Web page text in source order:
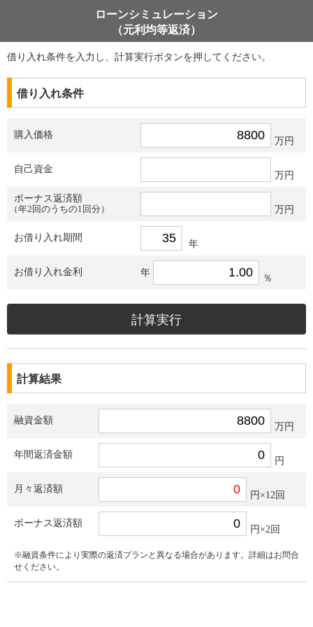
ローンシミュレーション
（元利均等返済）
借り入れ条件を入力し、計算実行ボタンを押してください。
借り入れ条件
購入価格
万円
自己資金
万円
ボーナス返済額
（年2回のうちの1回分）
万円
お借り入れ期間
年
お借り入れ金利 年
％
計算結果
融資金額
万円
年間返済金額
円
月々返済額
円×12回
ボーナス返済額
円×2回
※融資条件により実際の返済プランと異なる場合があります。詳細はお問合
せください。